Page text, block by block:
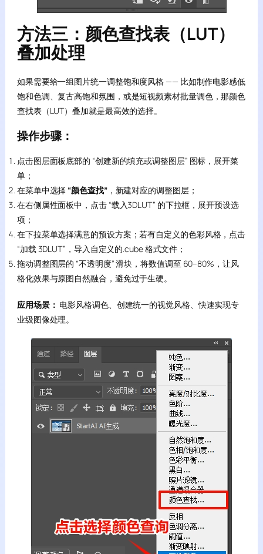
方法三：颜色查找表（LUT）
叠加处理
如果需要给一组图片统一调整饱和度风格 —— 比如制作电影感低
饱和色调、复古高饱和氛围，或是短视频素材批量调色，那颜色
查找表（LUT）叠加就是最高效的选择。
操作步骤：
点击图层面板底部的 “创建新的填充或调整图层” 图标，展开菜
单；
在菜单中选择 “颜色查找”，新建对应的调整图层；
在右侧属性面板中，点击 “载入3DLUT” 的下拉框，展开预设选
项；
在下拉菜单选择满意的预设方案；若有自定义的色彩风格，点击
“加载 3DLUT”，导入自定义的.cube 格式文件；
拖动调整图层的 “不透明度” 滑块，将数值调至 60–80%，让风
格化效果与原图自然融合，避免过于生硬。
应用场景： 电影风格调色、创建统一的视觉风格、快速实现专
业级图像处理。